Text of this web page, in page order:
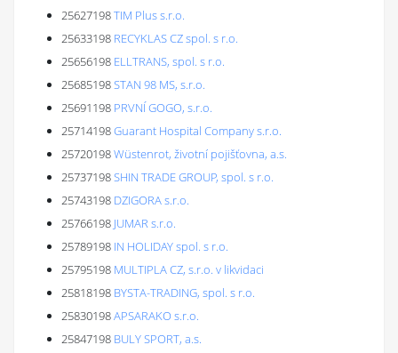
25627198TIM Plus s.r.o.
25633198 RECYKLAS CZ spol. s r.o.
25656198 ELLTRANS, spol. s r.o.
25685198STAN 98 MS, s.r.o.
25691198 PRVNÍ GOGO, s.r.o.
25714198Guarant Hospital Company s.r.o.
25720198Wüstenrot, životní pojišťovna, a.s.
25737198SHIN TRADE GROUP, spol. s r.o.
25743198 DZIGORA s.r.o.
25766198 JUMAR s.r.o.
25789198 IN HOLIDAY spol. s r.o.
25795198 MULTIPLA CZ, s.r.o. v likvidaci
25818198 BYSTA-TRADING, spol. s r.o.
25830198APSARAKO s.r.o.
25847198 BULY SPORT, a.s.